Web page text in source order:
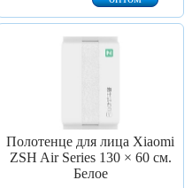
Полотенце для лица Xiaomi
ZSH Air Series 130 × 60 см.
Белое